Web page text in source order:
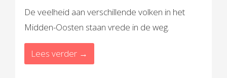
De veelheid aan verschillende volken in het
Midden-Oosten staan vrede in de weg.
Lees verder →